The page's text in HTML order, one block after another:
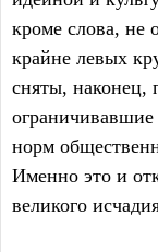
кроме слова, не
крайне левых
сняты, наконец,
ограничивавшие
норм
Именно это и
великого